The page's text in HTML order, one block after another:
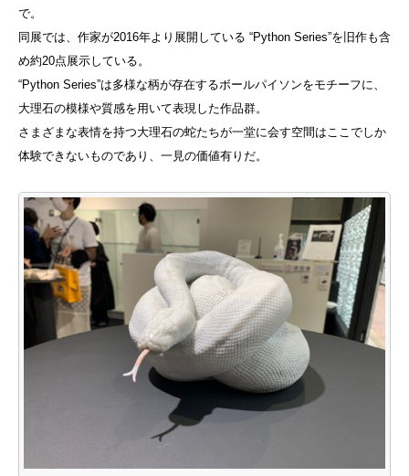
で。
同展では、作家が2016年より展開している “Python Series”を旧作も含
め約20点展示している。
“Python Series”は多様な柄が存在するボールパイソンをモチーフに、
大理石の模様や質感を用いて表現した作品群。
さまざまな表情を持つ大理石の蛇たちが一堂に会す空間はここでしか
体験できないものであり、一見の価値有りだ。